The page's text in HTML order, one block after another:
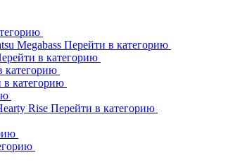
Megabass Перейти в категорию
в категорию
категорию
в категорию
Rise Перейти в категорию